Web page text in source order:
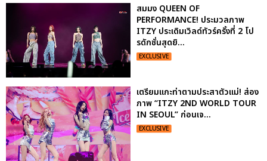
สมมง QUEEN OF
PERFORMANCE! ประมวลภาพ
ITZY ประเดิมเวิลด์ทัวร์ครั้งที่ 2 โป
รดักชั่นสุดยิ...
EXCLUSIVE
เตรียมแกะท่าตามประสาตัวแม่! ส่อง
ภาพ “ITZY 2ND WORLD TOUR
IN SEOUL” ก่อนเจ...
EXCLUSIVE